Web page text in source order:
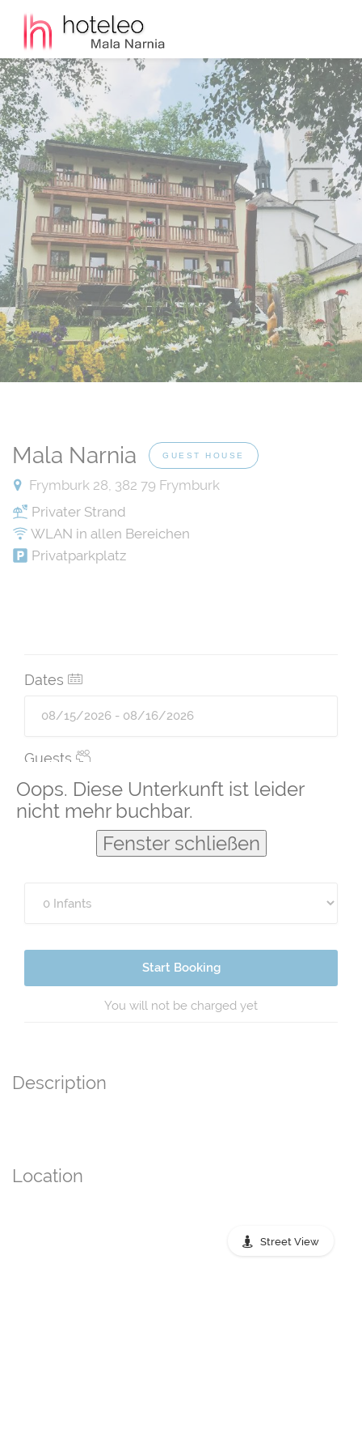
Oops. Diese Unterkunft ist leider
nicht mehr buchbar.
Fenster schließen
Mala Narnia GUEST HOUSE
Frymburk 28, 382 79 Frymburk
Privater Strand
WLAN in allen Bereichen
Privatparkplatz
Dates
Guests
Start Booking
You will not be charged yet
Description
Location
Street View